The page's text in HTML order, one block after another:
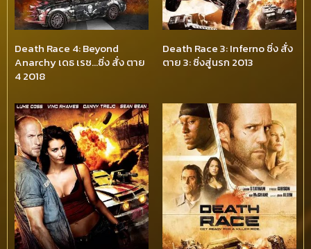
Death Race 4: Beyond
Anarchy เดธ เรซ…ซิ่ง สั่ง ตาย
4 2018
Death Race 3: Inferno ซิ่ง สั่ง
ตาย 3: ซิ่งสู่นรก 2013